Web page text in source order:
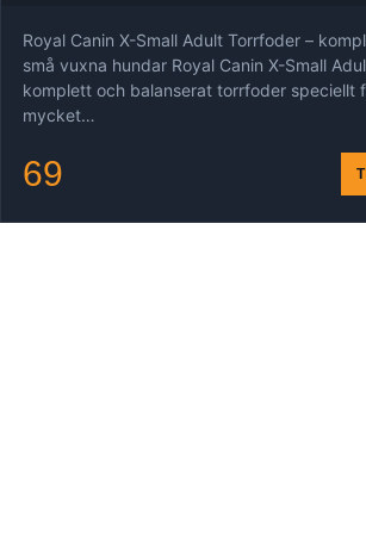
Royal Canin X-Small Adult Torrfoder –
små vuxna hundar Royal Canin X-Small
komplett och balanserat torrfoder speciellt
mycket…
69